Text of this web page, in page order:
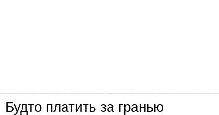
Будто платить за гранью